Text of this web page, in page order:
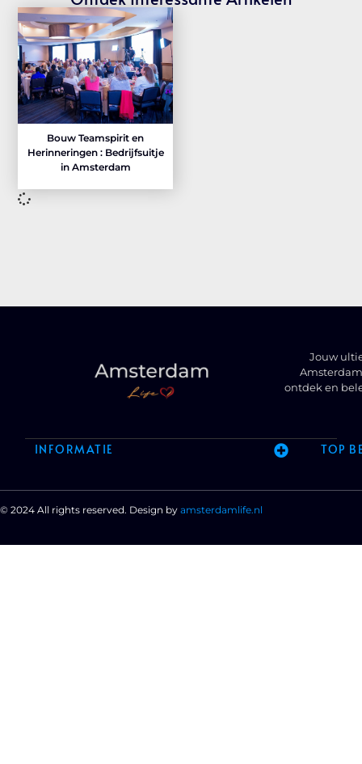
Bouw Teamspirit en
Herinneringen : Bedrijfsuitje
in Amsterdam
Jouw
ontdek en
INFORMATIE TOP
© 2024 All rights reserved. Design by amsterdamlife.nl